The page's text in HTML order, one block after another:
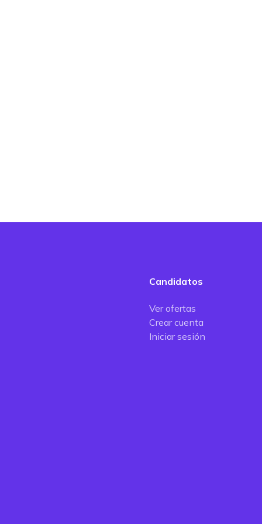
Candidatos
Ver ofertas
Crear cuenta
Iniciar sesión